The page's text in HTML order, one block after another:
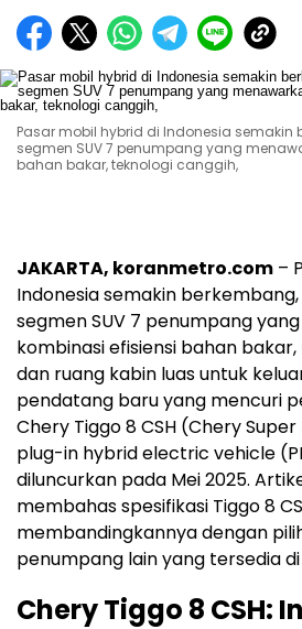
Pasar mobil hybrid di Indonesia semakin
segmen SUV 7 penumpang yang
bahan bakar, teknologi canggih,
JAKARTA, koranmetro.com –
Indonesia semakin
segmen SUV 7 penumpang
kombinasi efisiensi bahan
dan ruang kabin luas untuk
pendatang baru yang mencuri
Chery Tiggo 8 CSH (Chery
plug-in hybrid electric vehicle
diluncurkan pada Mei 2025.
membahas spesifikasi Tiggo 8
membandingkannya dengan
penumpang lain yang tersedia
Chery Tiggo 8 CSH: